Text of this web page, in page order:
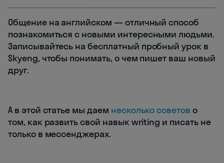
Общение на английском — отличный способ
познакомиться с новыми интересными людьми.
Записывайтесь на бесплатный пробный урок в
Skyeng, чтобы понимать, о чем пишет ваш новый
друг.
А в этой статье мы даем несколько советов о
том, как развить свой навык writing и писать не
только в мессенджерах.